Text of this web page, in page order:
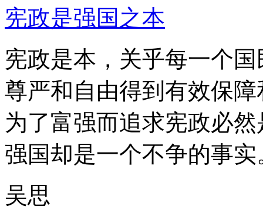
宪政是强国之本
宪政是本，关乎每一个
尊严和自由得到有效保
为了富强而追求宪政必
强国却是一个不争的事实
吴思